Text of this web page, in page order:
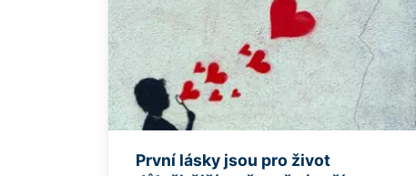
První lásky jsou pro život